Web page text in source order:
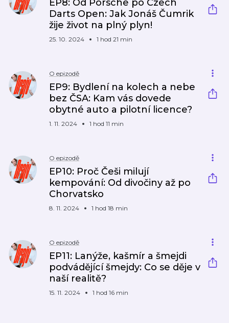
EP8: Od Porsche po Czech
Darts Open: Jak Jonáš Čumrik
žije život na plný plyn!
25. 10. 2024 1 hod 21 min
O epizodě
EP9: Bydlení na kolech a nebe
bez ČSA: Kam vás dovede
obytné auto a pilotní licence?
1. 11. 2024 1 hod 11 min
O epizodě
EP10: Proč Češi milují
kempování: Od divočiny až po
Chorvatsko
8. 11. 2024 1 hod 18 min
O epizodě
EP11: Lanýže, kašmír a šmejdi
podvádějící šmejdy: Co se děje v
naší realitě?
15. 11. 2024 1 hod 16 min